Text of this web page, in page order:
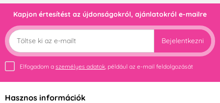
Kapjon értesítést az újdonságokról, ajánlatokról e-mailre
Bejelentkezni
Elfogadom a személyes adatok , például az e-mail feldolgozását
Hasznos információk